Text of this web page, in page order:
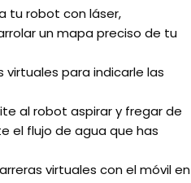
tu robot con láser,
un mapa preciso de tu
para indicarle las
al robot aspirar y fregar de
el flujo de agua que has
virtuales con el móvil en